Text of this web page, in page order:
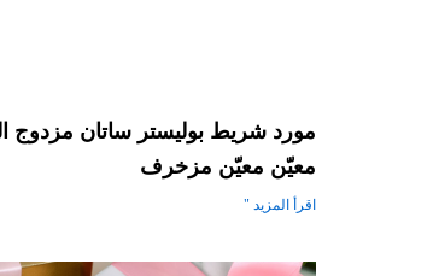
مورد شريط بوليستر ساتان مزدوج
معيّن معيّن مزخرف
اقرأ المزيد "